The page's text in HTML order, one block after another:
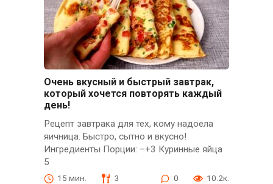
Очень вкусный и быстрый завтрак,
который хочется повторять каждый
день!
Рецепт завтрака для тех, кому надоела
яичница. Быстро, сытно и вкусно!
Ингредиенты Порции: –+3 Куринные яйца
5
15 мин. 3 0 10.2к.